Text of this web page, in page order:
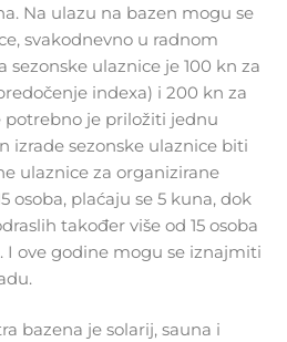
Na ulazu na bazen mogu se
svakodnevno u radnom
sezonske ulaznice je 100 kn za
indexa) i 200 kn za
je priložiti jednu
izrade sezonske ulaznice biti
ulaznice za organizirane
osoba, plaćaju se 5 kuna, dok
također više od 15 osoba
I ove godine mogu se iznajmiti
bazena je solarij, sauna i